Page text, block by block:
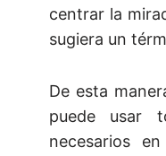
centrar la
sugiera un
De esta
puede usar
necesarios